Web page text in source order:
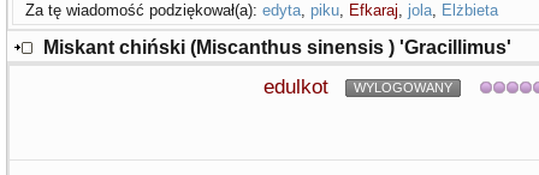
Za tę wiadomość podziękował(a): edyta, piku, Efkaraj, jola, Elżbieta
Miskant chiński (Miscanthus sinensis ) 'Gracillimus'
edulkot WYLOGOWANY